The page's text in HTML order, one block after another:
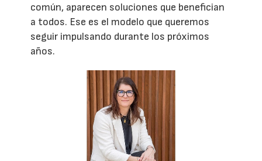
común, aparecen soluciones que benefician
a todos. Ese es el modelo que queremos
seguir impulsando durante los próximos
años.